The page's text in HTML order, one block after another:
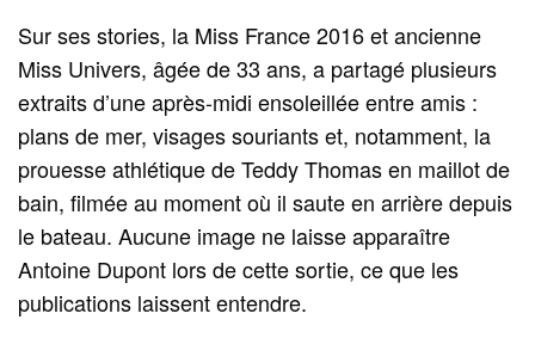
Sur ses stories, la Miss France 2016 et ancienne
Miss Univers, âgée de 33 ans, a partagé plusieurs
extraits d’une après‑midi ensoleillée entre amis :
plans de mer, visages souriants et, notamment, la
prouesse athlétique de Teddy Thomas en maillot de
bain, filmée au moment où il saute en arrière depuis
le bateau. Aucune image ne laisse apparaître
Antoine Dupont lors de cette sortie, ce que les
publications laissent entendre.